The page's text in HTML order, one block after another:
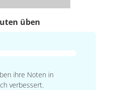
üben
ihre Noten in
verbessert.